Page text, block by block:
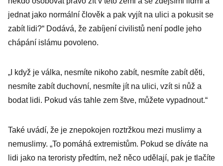
jednat jako normální člověk a pak vyjít na ulici a pokusit se
zabít lidi?“ Dodává, že zabíjení civilistů není podle jeho
chápání islámu povoleno.
„I když je válka, nesmíte nikoho zabít, nesmíte zabít děti,
nesmíte zabít duchovní, nesmíte jít na ulici, vzít si nůž a
bodat lidi. Pokud vás tahle zem štve, můžete vypadnout.“
Také uvádí, že je znepokojen roztržkou mezi muslimy a
nemuslimy. „To pomáhá extremistům. Pokud se díváte na
lidi jako na teroristy předtím, než něco udělají, pak je tlačíte